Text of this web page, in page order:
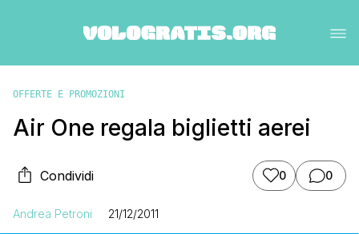
OFFERTE E PROMOZIONI
Air One regala biglietti aerei
Condividi 0 0
Andrea Petroni 21/12/2011